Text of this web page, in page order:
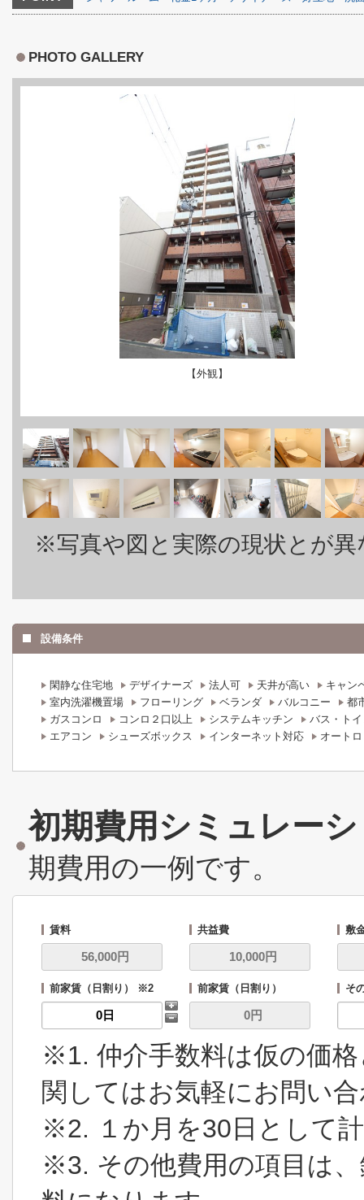
PHOTO GALLERY
【外観】
※写真や図と実際の現状とが
設備条件
閑静な住宅地 デザイナーズ 法人可 天井が高い
キャン
室内洗濯機置場
フローリング ベランダ バルコニー
都
ガスコンロ
コンロ２口以上 システムキッチン
バス・ト
エアコン
シューズボックス インターネット対応 オート
初期費用シミュレー
期費用の一例です。
賃料 共益費 敷
前家賃（日割り） ※2 前家賃（日割り） そ
※1. 仲介手数料は仮の価
関してはお気軽にお問い
※2. １か月を30日として
※3. その他費用の項目は